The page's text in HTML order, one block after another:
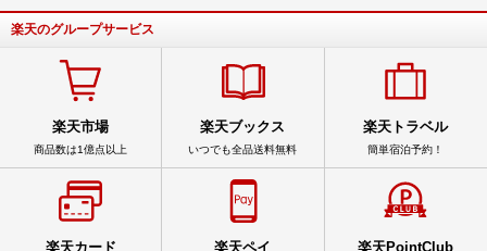
楽天のグループサービス
楽天市場
商品数は1億点以上
楽天ブックス
いつでも全品送料無料
楽天トラベル
簡単宿泊予約！
楽天カード 楽天ペイ 楽天PointClub